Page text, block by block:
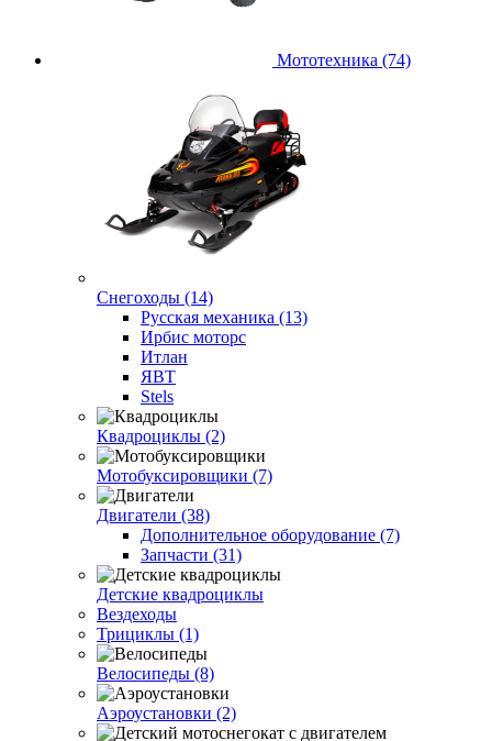
Мототехника (74)
Снегоходы (14)
Русская механика (13)
Ирбис моторс
Итлан
ЯВТ
Stels
Квадроциклы (2)
Мотобуксировщики (7)
Двигатели (38)
Дополнительное оборудование (7)
Запчасти (31)
Детские квадроциклы
Вездеходы
Трициклы (1)
Велосипеды (8)
Аэроустановки (2)